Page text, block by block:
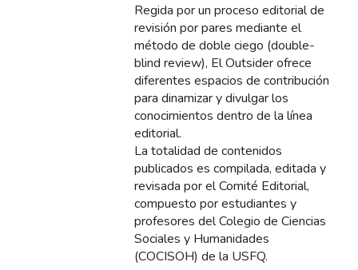
Regida por un proceso editorial de
revisión por pares mediante el
método de doble ciego (double-
blind review), El Outsider ofrece
diferentes espacios de contribución
para dinamizar y divulgar los
conocimientos dentro de la línea
editorial.
La totalidad de contenidos
publicados es compilada, editada y
revisada por el Comité Editorial,
compuesto por estudiantes y
profesores del Colegio de Ciencias
Sociales y Humanidades
(COCISOH) de la USFQ.